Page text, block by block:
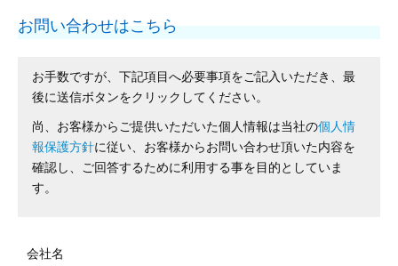
お問い合わせはこちら
お手数ですが、下記項目へ必要事項をご記入いただき、最
後に送信ボタンをクリックしてください。
尚、お客様からご提供いただいた個人情報は当社の個人情
報保護方針に従い、お客様からお問い合わせ頂いた内容を
確認し、ご回答するために利用する事を目的としていま
す。
会社名